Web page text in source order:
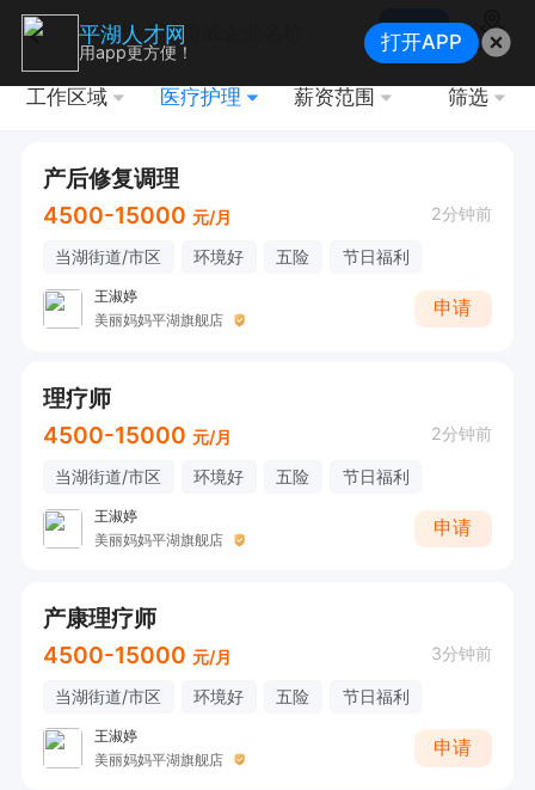
搜索
地图
工作区域 医疗护理 薪资范围 筛选
产后修复调理
4500-15000 元/月 2分钟前
当湖街道/市区 环境好 五险 节日福利
王淑婷
美丽妈妈平湖旗舰店
申请
理疗师
4500-15000 元/月 2分钟前
当湖街道/市区 环境好 五险 节日福利
王淑婷
美丽妈妈平湖旗舰店
申请
产康理疗师
4500-15000 元/月 3分钟前
当湖街道/市区 环境好 五险 节日福利
王淑婷
美丽妈妈平湖旗舰店
申请
平湖人才网
用app更方便！ 打开APP